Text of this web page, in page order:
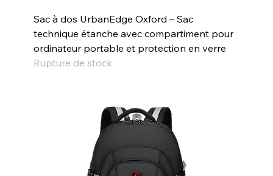
Sac à dos UrbanEdge Oxford – Sac
technique étanche avec compartiment pour
ordinateur portable et protection en verre
Rupture de stock